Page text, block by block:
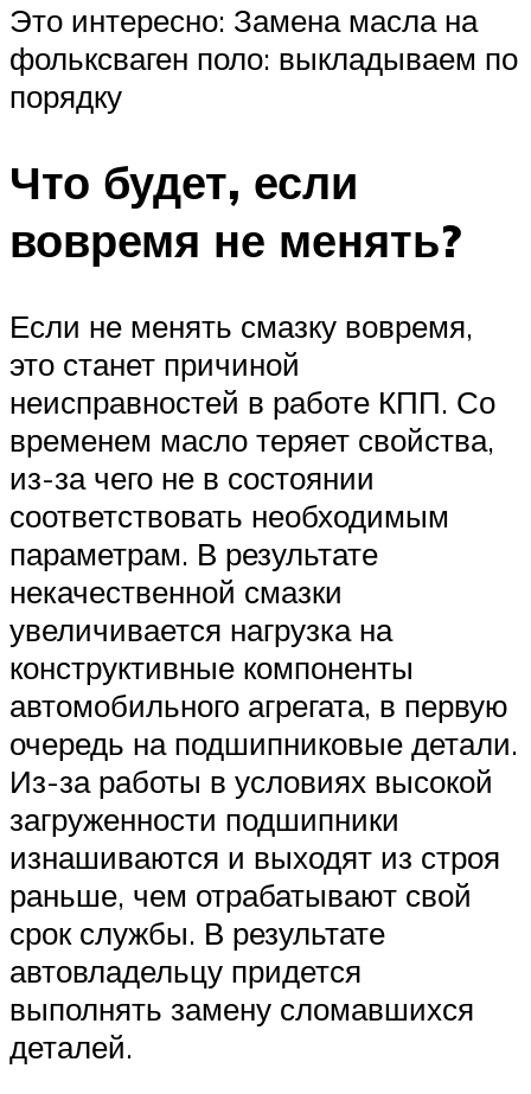
Это интересно: Замена масла на
фольксваген поло: выкладываем по
порядку
Что будет, если
вовремя не менять?
Если не менять смазку вовремя,
это станет причиной
неисправностей в работе КПП. Со
временем масло теряет свойства,
из-за чего не в состоянии
соответствовать необходимым
параметрам. В результате
некачественной смазки
увеличивается нагрузка на
конструктивные компоненты
автомобильного агрегата, в первую
очередь на подшипниковые детали.
Из-за работы в условиях высокой
загруженности подшипники
изнашиваются и выходят из строя
раньше, чем отрабатывают свой
срок службы. В результате
автовладельцу придется
выполнять замену сломавшихся
деталей.